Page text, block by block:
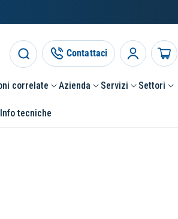
correlate Azienda Servizi Settori
Info tecniche
Contattaci Accedi Carrello